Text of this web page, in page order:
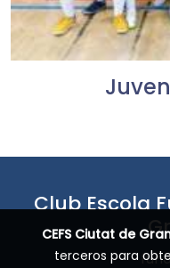
Club Escola
CEFS Ciutat de
terceros para